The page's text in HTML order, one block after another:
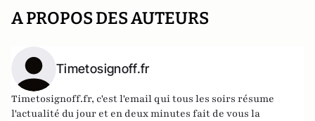
A PROPOS DES AUTEURS
Timetosignoff.fr
Timetosignoff.fr, c'est l'email qui tous les soirs résume
l'actualité du jour et en deux minutes fait de vous la